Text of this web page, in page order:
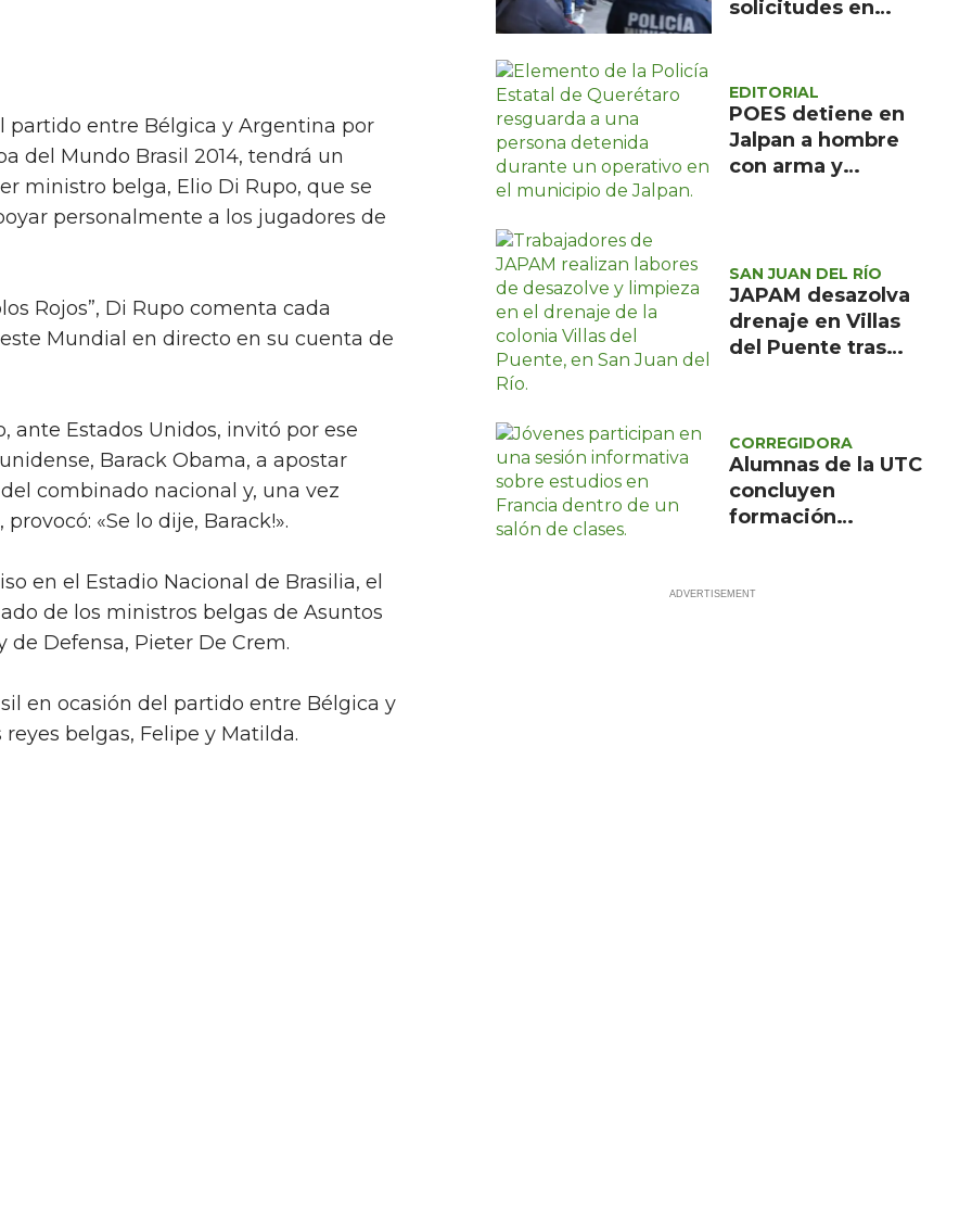
Estilo de vida
partido entre Bélgica y Argentina por
del Mundo Brasil 2014, tendrá un
ministro belga, Elio Di Rupo, que se
personalmente a los jugadores de
Rojos”, Di Rupo comenta cada
Mundial en directo en su cuenta de
ante Estados Unidos, invitó por ese
Barack Obama, a apostar
combinado nacional y, una vez
«Se lo dije, Barack!».
en el Estadio Nacional de Brasilia, el
de los ministros belgas de Asuntos
de Defensa, Pieter De Crem.
en ocasión del partido entre Bélgica y
belgas, Felipe y Matilda.
solicitudes en
EDITORIAL
POES detiene en
Jalpan a hombre
con arma y
SAN JUAN DEL RÍO
JAPAM desazolva
drenaje en Villas
del Puente tras
CORREGIDORA
Alumnas de la UTC
concluyen
formación